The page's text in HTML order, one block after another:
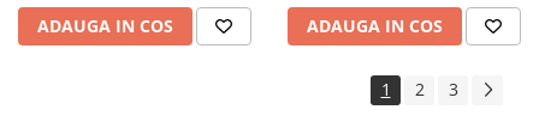
ADAUGA IN COS ADAUGA IN COS
1 2 3